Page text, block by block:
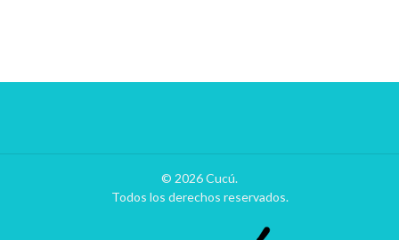
© 2026 Cucú.
Todos los derechos reservados.